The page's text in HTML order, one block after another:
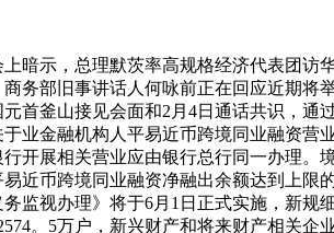
示，总理默茨率高规格经济代表团访
务部旧事讲话人何咏前正在回应近期
首釜山接见会面和2月4日通话共识，
业金融机构人平易近币跨境同业融资
开展相关营业应由银行总行同一办理
近币跨境同业融资净融出余额达到上
监视办理》将于6月1日正式实施，新
。5万户，新兴财产和将来财产相关